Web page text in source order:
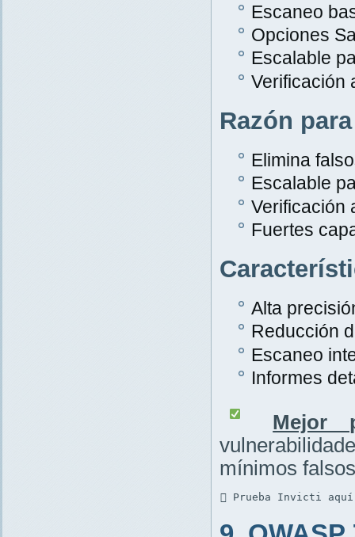
Escaneo
Opciones
Escalable
Verificación
Razón
Elimina
Escalable
Verificación
Fuertes
Alta
Reducción
Escaneo
Informes
Mejor
mínimos
 Prueba Invicti